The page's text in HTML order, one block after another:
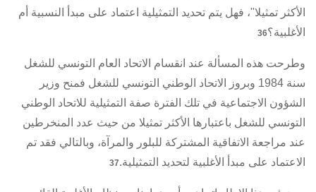
الأكثر تمثيلا"، فهل يتم تحديد التمثيلية اعتماد على مبدأ النسبية أم
الأغلبية؟36
وطرحت هذه المسألة عند انقسام الاتحاد العام التونسي للشغل
سنة 1984 وبروز الاتحاد الوطني التونسي للشغل فمنح وزير
الشؤون الاجتماعية في تلك الفترة صفة التمثيلية للاتحاد الوطني
التونسي للشغل باعتبارها الأكثر تمثيلا من حيث عدد المنخرطين
عند مراجعة الاتفاقية المشتركة للبلور والمرآة، وبالتالي فقد تم
الاعتماد على مبدأ الأغلبية لتحديد التمثيلية.37